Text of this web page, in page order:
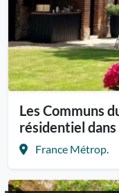
Les Communs
résidentiel
France Métrop.